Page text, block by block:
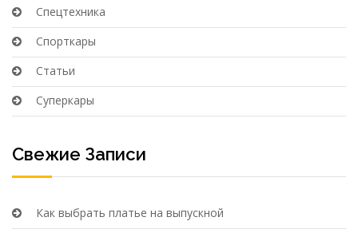
Спецтехника
Спорткары
Статьи
Суперкары
Свежие Записи
Как выбрать платье на выпускной